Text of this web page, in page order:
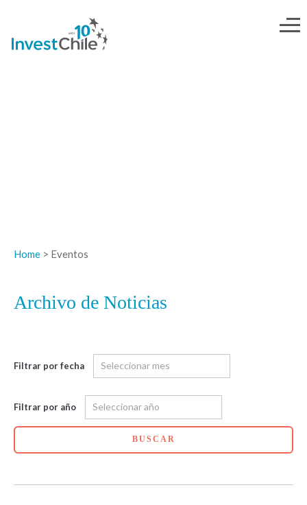
Home > Eventos
Archivo de Noticias
Filtrar por fecha
Filtrar por año
BUSCAR